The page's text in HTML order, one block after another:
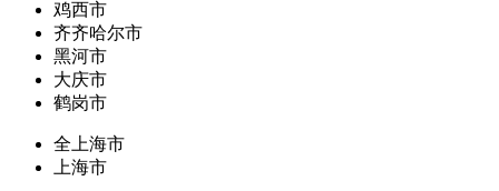
鸡西市
齐齐哈尔市
黑河市
大庆市
鹤岗市
全上海市
上海市